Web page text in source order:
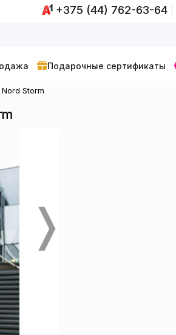
+375 (44) 762-63-64
Подарочные сертификаты
Storm